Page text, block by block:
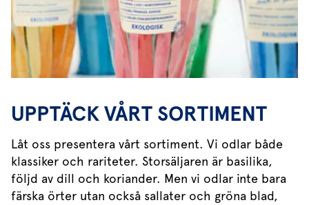
UPPTÄCK VÅRT SORTIMENT
Låt oss presentera vårt sortiment. Vi odlar både
klassiker och rariteter. Storsäljaren är basilika,
följd av dill och koriander. Men vi odlar inte bara
färska örter utan också sallater och gröna blad,